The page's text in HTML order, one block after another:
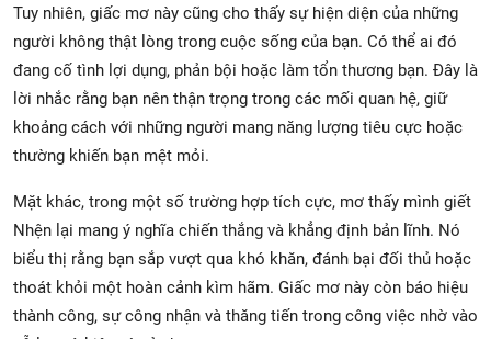
Tuy nhiên, giấc mơ này cũng cho thấy sự hiện diện của những
người không thật lòng trong cuộc sống của bạn. Có thể ai đó
đang cố tình lợi dụng, phản bội hoặc làm tổn thương bạn. Đây là
lời nhắc rằng bạn nên thận trọng trong các mối quan hệ, giữ
khoảng cách với những người mang năng lượng tiêu cực hoặc
thường khiến bạn mệt mỏi.
Mặt khác, trong một số trường hợp tích cực, mơ thấy mình giết
Nhện lại mang ý nghĩa chiến thắng và khẳng định bản lĩnh. Nó
biểu thị rằng bạn sắp vượt qua khó khăn, đánh bại đối thủ hoặc
thoát khỏi một hoàn cảnh kìm hãm. Giấc mơ này còn báo hiệu
thành công, sự công nhận và thăng tiến trong công việc nhờ vào